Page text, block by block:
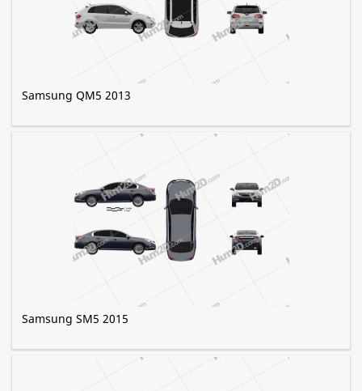
Samsung QM5 2013
Samsung SM5 2015